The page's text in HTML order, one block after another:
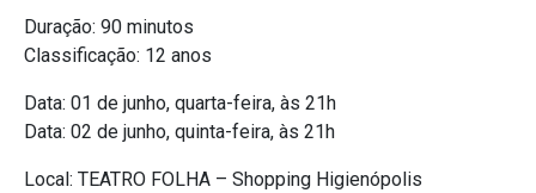
Duração: 90 minutos
Classificação: 12 anos
Data: 01 de junho, quarta-feira, às 21h
Data: 02 de junho, quinta-feira, às 21h
Local: TEATRO FOLHA – Shopping Higienópolis